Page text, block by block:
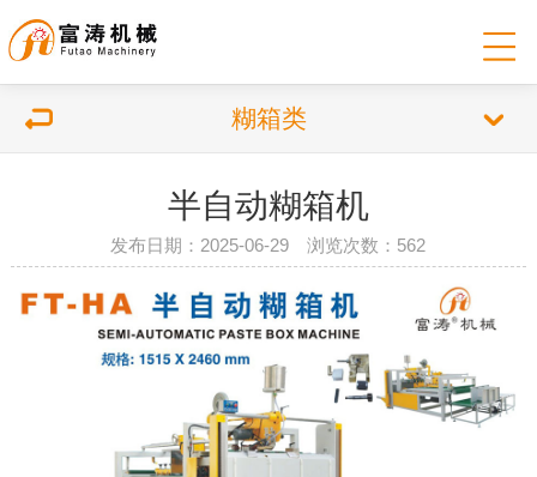
糊箱类
半自动糊箱机
发布日期：2025-06-29 浏览次数：562